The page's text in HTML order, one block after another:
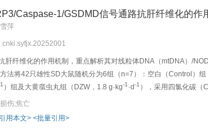
，而血清中ALB和TC的含量显著升高（P<0.01）。另外
3p等4个DemiRs的变化趋势与测序结果一致（R2=0.93）。功
信号通路及癌症进展。结论芪甲柔肝方通过重构miRNA-
Caspase-1/GSDMD信号通路抗肝纤维化的作
萍
肝纤维化的作用机制，重点解析其对线粒体DNA（mtDNA）/
法将42只雄性SD大鼠随机分为6组（n=7）：空白（Control）
）组及大黄䗪虫丸组（DZW，1.8 g·kg-1·d-1 ），采用四氯化碳（
移酶（AST）水平；苏木素-伊红（HE）染色、马松三色（
检测线粒体膜电位（ΔΨ
）；酶联免疫吸附测定法（ELISA）测
测大鼠肝组织mtDNA及NLRP3 mRNA的表达水平；蛋白免疫
伤;焦亡
用本文> <批量引用>